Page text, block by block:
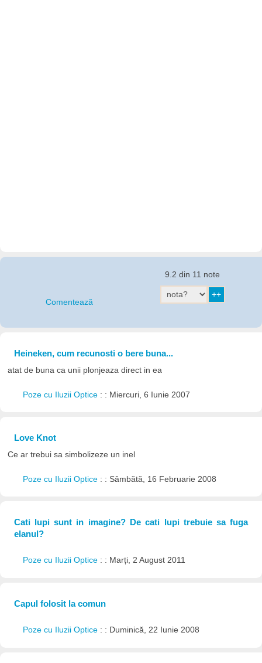
Comentează
9.2 din 11 note
Heineken, cum recunosti o bere buna...
atat de buna ca unii plonjeaza direct in ea
Poze cu Iluzii Optice : : Miercuri, 6 Iunie 2007
Love Knot
Ce ar trebui sa simbolizeze un inel
Poze cu Iluzii Optice : : Sâmbătă, 16 Februarie 2008
Cati lupi sunt in imagine? De cati lupi trebuie sa fuga
elanul?
Poze cu Iluzii Optice : : Marți, 2 August 2011
Capul folosit la comun
Poze cu Iluzii Optice : : Duminică, 22 Iunie 2008